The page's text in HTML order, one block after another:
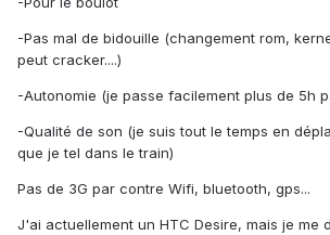
-Pas mal de bidouille (changement rom,
peut cracker....)
-Autonomie (je passe facilement plus de 5h
-Qualité de son (je suis tout le temps en
que je tel dans le train)
Pas de 3G par contre Wifi, bluetooth, gps...
J'ai actuellement un HTC Desire, mais je me